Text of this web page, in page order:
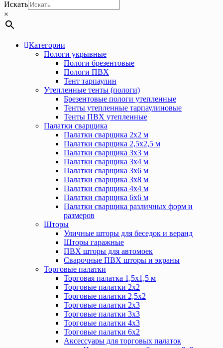
Искать
×
Категории
Пологи укрывные
Пологи брезентовые
Пологи ПВХ
Тент тарпаулин
Утепленные тенты (пологи)
Брезентовые пологи утепленные
Тенты утепленные тарпаулиновые
Тенты ПВХ утепленные
Палатки сварщика
Палатки сварщика 2х2 м
Палатки сварщика 2,5х2,5 м
Палатки сварщика 3х3 м
Палатки сварщика 3х4 м
Палатки сварщика 3х6 м
Палатки сварщика 3х8 м
Палатки сварщика 4х4 м
Палатки сварщика 6х6 м
Палатки сварщика различных форм и
размеров
Шторы
Уличные шторы для беседок и веранд
Шторы гаражные
ПВХ шторы для автомоек
Сварочные ПВХ шторы и экраны
Торговые палатки
Торговая палатка 1,5х1,5 м
Торговые палатки 2х2
Торговые палатки 2,5х2
Торговые палатки 2х3
Торговые палатки 3х3
Торговые палатки 4х3
Торговые палатки 6х2
Аксессуары для торговых палаток